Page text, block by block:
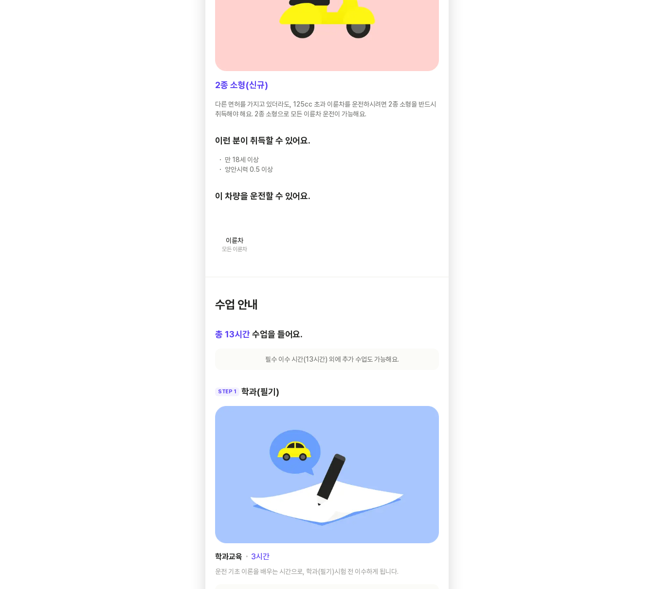
2종 소형(신규)
다른 면허를 가지고 있더라도, 125cc 초과 이륜차를 운전하시려면 2종 소형을 반드시
취득해야 해요. 2종 소형으로 모든 이륜차 운전이 가능해요.
이런 분이 취득할 수 있어요.
만 18세 이상
양안시력 0.5 이상
이 차량을 운전할 수 있어요.
이륜차
모든 이륜차
수업 안내
총 13시간 수업을 들어요.
필수 이수 시간(13시간) 외에 추가 수업도 가능해요.
STEP 1 학과(필기)
학과교육 ･ 3시간
운전 기초 이론을 배우는 시간으로, 학과(필기)시험 전 이수하게 됩니다.